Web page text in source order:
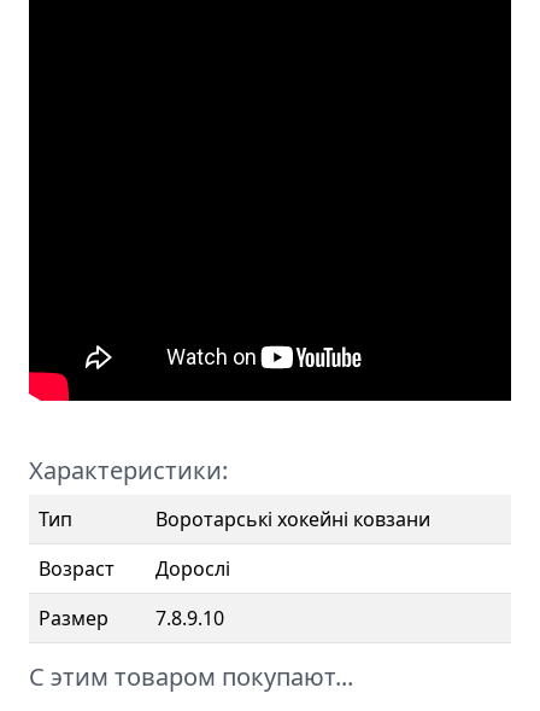
Характеристики:
Тип
Воротарські хокейні ковзани
Возраст
Дорослі
Размер
7.8.9.10
С этим товаром покупают...